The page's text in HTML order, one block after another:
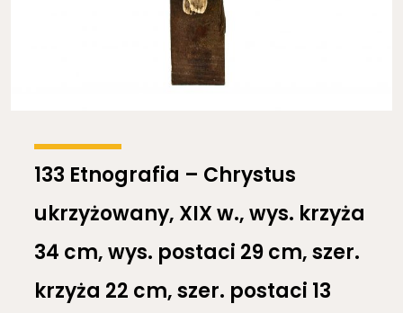
133 Etnografia – Chrystus
ukrzyżowany, XIX w., wys. krzyża
34 cm, wys. postaci 29 cm, szer.
krzyża 22 cm, szer. postaci 13